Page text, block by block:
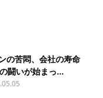
の苦悶、会社の寿命
闘いが始まっ...